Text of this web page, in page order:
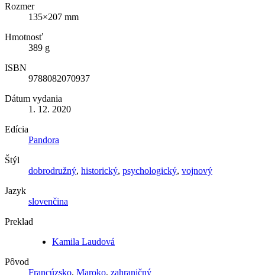
Rozmer
135×207 mm
Hmotnosť
389 g
ISBN
9788082070937
Dátum vydania
1. 12. 2020
Edícia
Pandora
Štýl
dobrodružný, historický, psychologický, vojnový
Jazyk
slovenčina
Preklad
Kamila Laudová
Pôvod
Francúzsko, Maroko, zahraničný